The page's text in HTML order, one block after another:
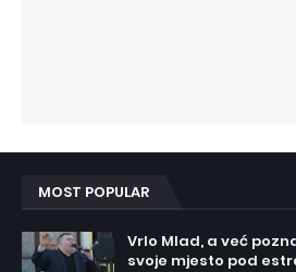
MOST POPULAR
Vrlo Mlad, a već
svoje mjesto pod